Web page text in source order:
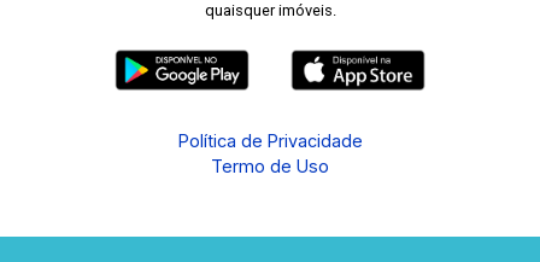
quaisquer imóveis.
Política de Privacidade
Termo de Uso